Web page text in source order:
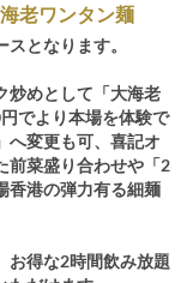
老ワンタン麺
となります。
炒めとして「大海老
でより本場を体験で
へ変更も可、喜記オ
前菜盛り合わせや「2
香港の弾力有る細麺
お得な2時間飲み放題